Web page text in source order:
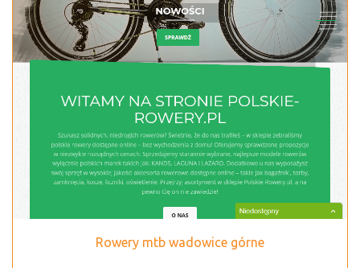
Rowery mtb wadowice górne